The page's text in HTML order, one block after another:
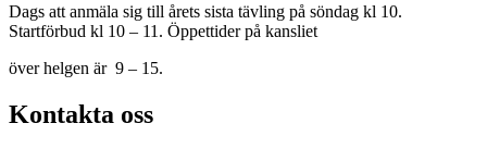
Dags att anmäla sig till årets sista tävling på söndag kl 10.
Startförbud kl 10 – 11. Öppettider på kansliet
över helgen är 9 – 15.
Kontakta oss